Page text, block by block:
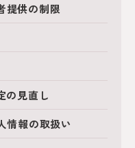
提供の制限
の見直し
報の取扱い